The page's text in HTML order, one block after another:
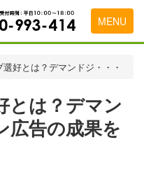
MENU
好とは？デマンドジ・・・
とは？デマン
広告の成果を